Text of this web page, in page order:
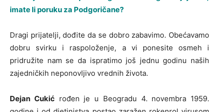
imate li poruku za Podgoričane?
Dragi prijatelji, dođite da se dobro zabavimo. Obećavamo
dobru svirku i raspoloženje, a vi ponesite osmeh i
pridružite nam se da ispratimo još jednu godinu naših
zajedničkih neponovljivo vrednih života.
Dejan Cukićrođen je u Beogradu 4. novembra 1959.